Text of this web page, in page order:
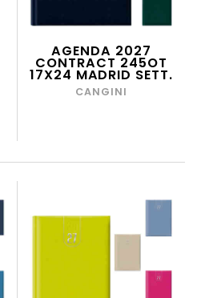
AGENDA 2027
CONTRACT 245OT
17X24 MADRID SETT.
CANGINI